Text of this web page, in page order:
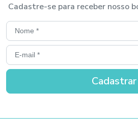
Cadastre-se para receber nosso